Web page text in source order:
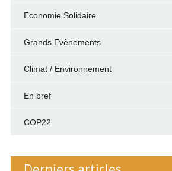
Economie Solidaire
Grands Evènements
Climat / Environnement
En bref
COP22